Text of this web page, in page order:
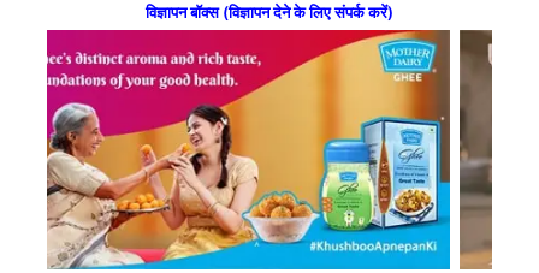
विज्ञापन बॉक्स (विज्ञापन देने के लिए संपर्क करें)